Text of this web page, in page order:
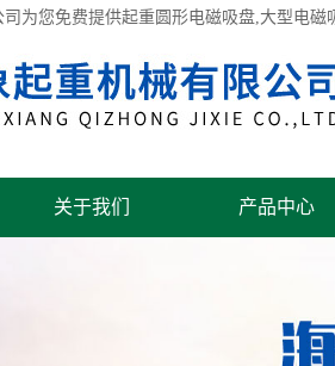
为您免费提供起重圆形电磁吸盘,大型电磁
关于我们 产品中心